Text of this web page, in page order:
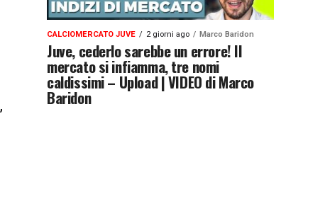
,
CALCIOMERCATO JUVE 2 giorni ago Marco Baridon
Juve, cederlo sarebbe un errore! Il
mercato si infiamma, tre nomi
caldissimi – Upload | VIDEO di Marco
Baridon